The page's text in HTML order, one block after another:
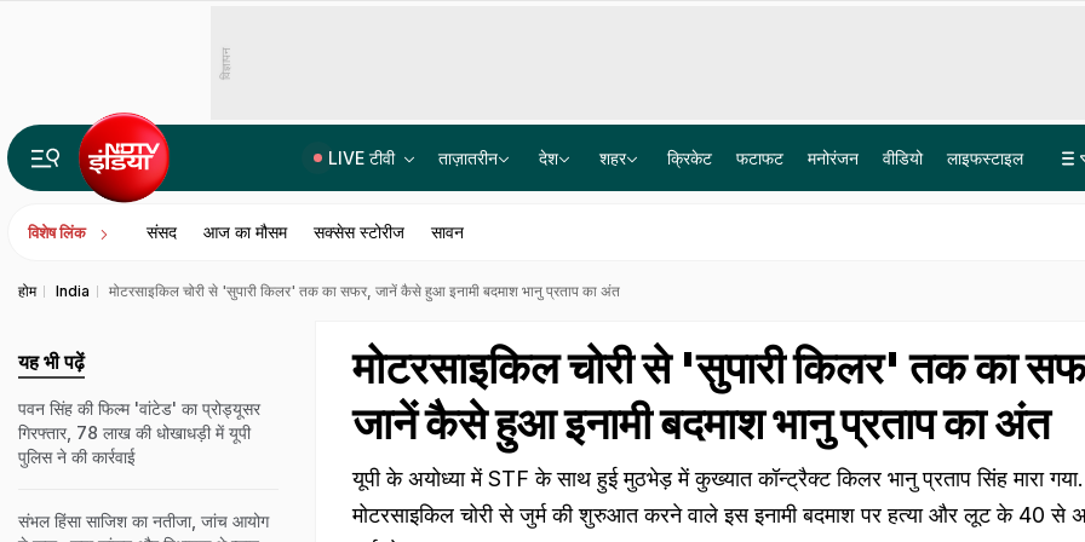
विज्ञापन
LIVE टीवी ताज़ातरीन देश शहर क्रिकेट फटाफट मनोरंजन वीडियो लाइफस्टाइल
विशेष लिंक संसद आज का मौसम सक्सेस स्टोरीज सावन
होम India मोटरसाइकिल चोरी से 'सुपारी किलर' तक का सफर, जानें कैसे हुआ इनामी बदमाश भानु प्रताप का अंत
मोटरसाइकिल चोरी से 'सुपारी किलर' तक का
जानें कैसे हुआ इनामी बदमाश भानु प्रताप का अंत
यूपी के अयोध्या में STF के साथ हुई मुठभेड़ में कुख्यात कॉन्ट्रैक्ट किलर भानु प्रताप सिंह मारा गया.
मोटरसाइकिल चोरी से जुर्म की शुरुआत करने वाले इस इनामी बदमाश पर हत्या और लूट के 40 से
यह भी पढ़ें
पवन सिंह की फिल्म 'वांटेड' का प्रोड्यूसर
गिरफ्तार, 78 लाख की धोखाधड़ी में यूपी
पुलिस ने की कार्रवाई
संभल हिंसा साजिश का नतीजा, जांच आयोग